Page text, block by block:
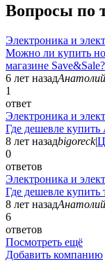
Вопросы по
Электроника и
Можно ли купить
магазине Save&Sale?
6 лет назадАнатолий
1
ответ
Электроника и
Где дешевле купить
8 лет назадbigoreck|
0
ответов
Электроника и
Где дешевле
8 лет назадАнатолий
6
ответов
Посмотреть ещё
Добавить компанию